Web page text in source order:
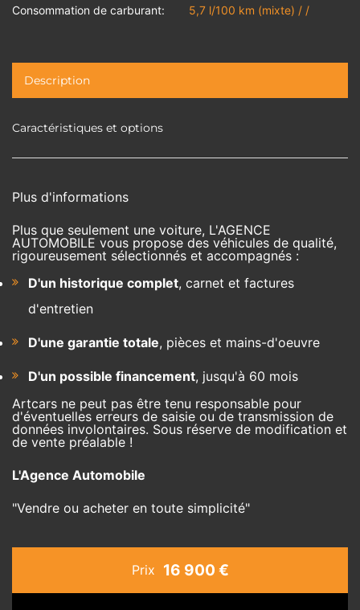
Consommation de carburant:
5,7 l/100 km (mixte) / /
Description
Caractéristiques et options
Plus d'informations
Plus que seulement une voiture, L'AGENCE
AUTOMOBILE vous propose des véhicules de qualité,
rigoureusement sélectionnés et accompagnés :
D'un historique complet, carnet et factures
d'entretien
D'une garantie totale, pièces et mains-d'oeuvre
D'un possible financement, jusqu'à 60 mois
Artcars ne peut pas être tenu responsable pour
d'éventuelles erreurs de saisie ou de transmission de
données involontaires. Sous réserve de modification et
de vente préalable !
L'Agence Automobile
"Vendre ou acheter en toute simplicité"
Prix 16 900 €